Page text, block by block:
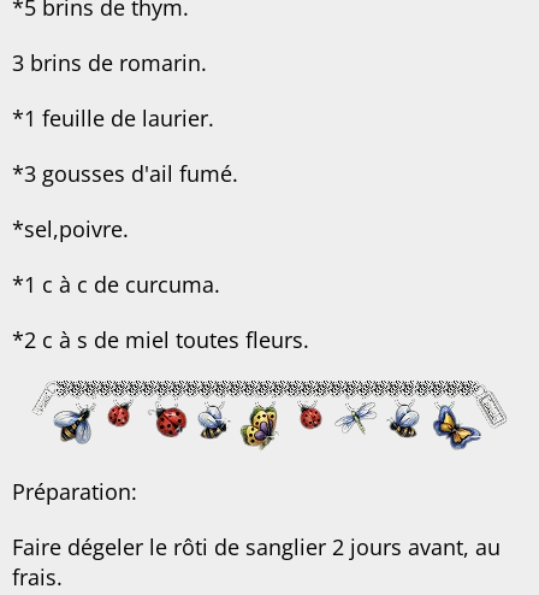
*5 brins de thym.
3 brins de romarin.
*1 feuille de laurier.
*3 gousses d'ail fumé.
*sel,poivre.
*1 c à c de curcuma.
*2 c à s de miel toutes fleurs.
Préparation:
Faire dégeler le rôti de sanglier 2 jours avant, au
frais.